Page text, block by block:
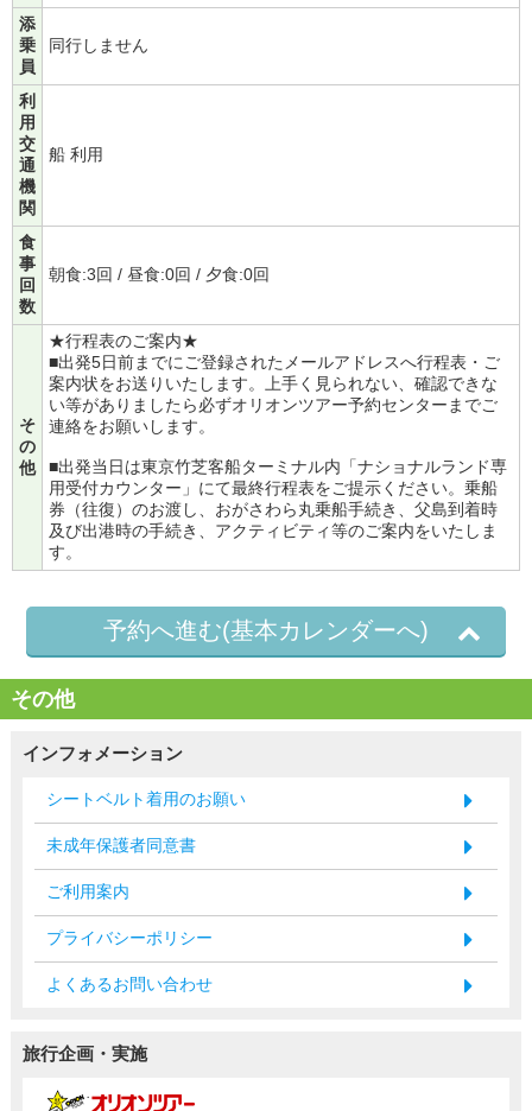
添
乗
員
同行しません
利
用
交
通
機
関
船 利用
食
事
回
数
朝食:3回 / 昼食:0回 / 夕食:0回
そ
の
他
★行程表のご案内★
■出発5日前までにご登録されたメールアドレスへ行程表・ご
案内状をお送りいたします。上手く見られない、確認できな
い等がありましたら必ずオリオンツアー予約センターまでご
連絡をお願いします。
■出発当日は東京竹芝客船ターミナル内「ナショナルランド専
用受付カウンター」にて最終行程表をご提示ください。乗船
券（往復）のお渡し、おがさわら丸乗船手続き、父島到着時
及び出港時の手続き、アクティビティ等のご案内をいたしま
す。
予約へ進む(基本カレンダーへ)
その他
インフォメーション
シートベルト着用のお願い
未成年保護者同意書
ご利用案内
プライバシーポリシー
よくあるお問い合わせ
旅行企画・実施